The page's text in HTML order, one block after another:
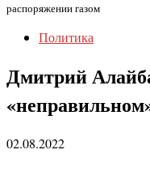
распоряжении газом
Политика
Дмитрий
02.08.2022